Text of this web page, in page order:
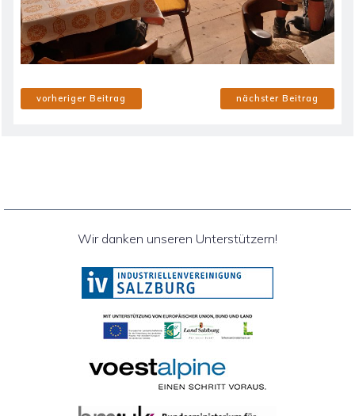
vorheriger Beitrag nächster Beitrag
Wir danken unseren Unterstützern!